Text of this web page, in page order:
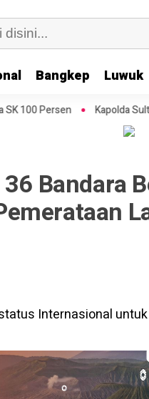
Bangkep Luwuk
Kapolda Sulteng Resmi Lepas
Bandara